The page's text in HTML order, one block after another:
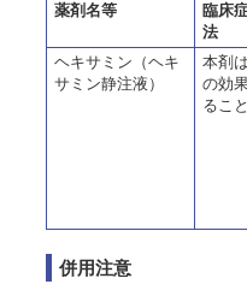
薬剤名等
臨床
法
ヘキサミン（ヘキ
サミン静注液）
本剤
の効
るこ
併用注意